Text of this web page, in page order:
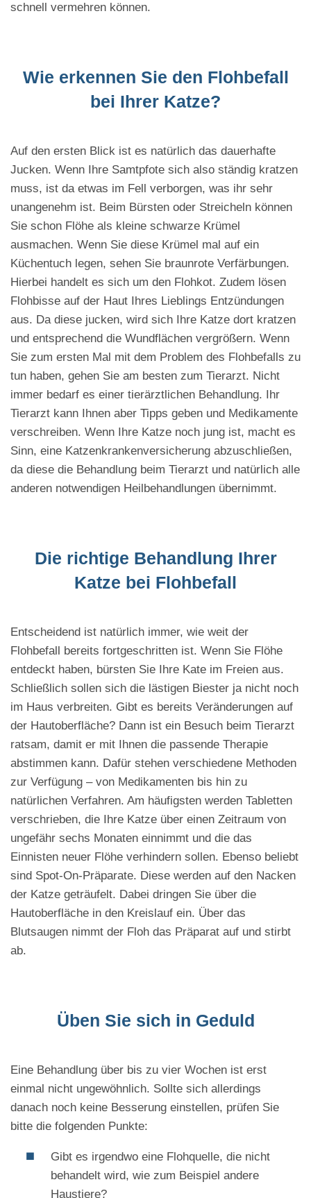
schnell vermehren können.
Wie erkennen Sie den Flohbefall
bei Ihrer Katze?
Auf den ersten Blick ist es natürlich das dauerhafte
Jucken. Wenn Ihre Samtpfote sich also ständig kratzen
muss, ist da etwas im Fell verborgen, was ihr sehr
unangenehm ist. Beim Bürsten oder Streicheln können
Sie schon Flöhe als kleine schwarze Krümel
ausmachen. Wenn Sie diese Krümel mal auf ein
Küchentuch legen, sehen Sie braunrote Verfärbungen.
Hierbei handelt es sich um den Flohkot. Zudem lösen
Flohbisse auf der Haut Ihres Lieblings Entzündungen
aus. Da diese jucken, wird sich Ihre Katze dort kratzen
und entsprechend die Wundflächen vergrößern. Wenn
Sie zum ersten Mal mit dem Problem des Flohbefalls zu
tun haben, gehen Sie am besten zum Tierarzt. Nicht
immer bedarf es einer tierärztlichen Behandlung. Ihr
Tierarzt kann Ihnen aber Tipps geben und Medikamente
verschreiben. Wenn Ihre Katze noch jung ist, macht es
Sinn, eine Katzenkrankenversicherung abzuschließen,
da diese die Behandlung beim Tierarzt und natürlich alle
anderen notwendigen Heilbehandlungen übernimmt.
Die richtige Behandlung Ihrer
Katze bei Flohbefall
Entscheidend ist natürlich immer, wie weit der
Flohbefall bereits fortgeschritten ist. Wenn Sie Flöhe
entdeckt haben, bürsten Sie Ihre Kate im Freien aus.
Schließlich sollen sich die lästigen Biester ja nicht noch
im Haus verbreiten. Gibt es bereits Veränderungen auf
der Hautoberfläche? Dann ist ein Besuch beim Tierarzt
ratsam, damit er mit Ihnen die passende Therapie
abstimmen kann. Dafür stehen verschiedene Methoden
zur Verfügung – von Medikamenten bis hin zu
natürlichen Verfahren. Am häufigsten werden Tabletten
verschrieben, die Ihre Katze über einen Zeitraum von
ungefähr sechs Monaten einnimmt und die das
Einnisten neuer Flöhe verhindern sollen. Ebenso beliebt
sind Spot-On-Präparate. Diese werden auf den Nacken
der Katze geträufelt. Dabei dringen Sie über die
Hautoberfläche in den Kreislauf ein. Über das
Blutsaugen nimmt der Floh das Präparat auf und stirbt
ab.
Üben Sie sich in Geduld
Eine Behandlung über bis zu vier Wochen ist erst
einmal nicht ungewöhnlich. Sollte sich allerdings
danach noch keine Besserung einstellen, prüfen Sie
bitte die folgenden Punkte:
Gibt es irgendwo eine Flohquelle, die nicht
behandelt wird, wie zum Beispiel andere
Haustiere?